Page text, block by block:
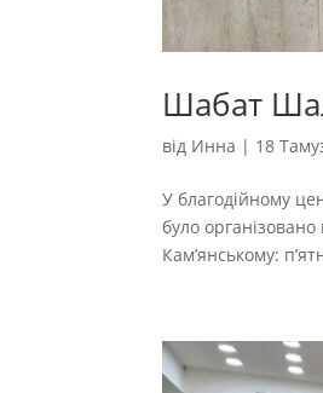
Шабат
від Инна | 18
У благодійному
було
Кам’янському: